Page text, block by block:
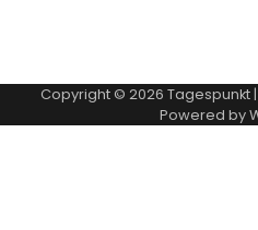
Copyright © 2026 Tagespunkt
Powered by